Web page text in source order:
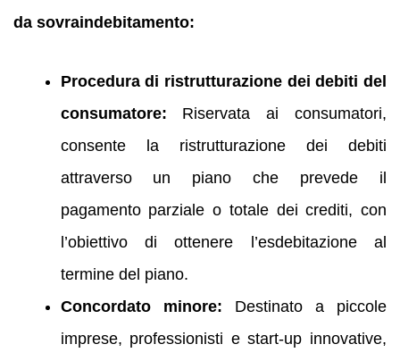
da sovraindebitamento:
Procedura di ristrutturazione dei debiti del
consumatore: Riservata ai consumatori,
consente la ristrutturazione dei debiti
attraverso un piano che prevede il
pagamento parziale o totale dei crediti, con
l’obiettivo di ottenere l’esdebitazione al
termine del piano.
Concordato minore: Destinato a piccole
imprese, professionisti e start-up innovative,